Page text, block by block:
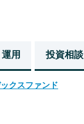
用 投資相談
クスファンド